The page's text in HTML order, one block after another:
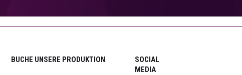
BUCHE UNSERE PRODUKTION
SOCIAL
MEDIA